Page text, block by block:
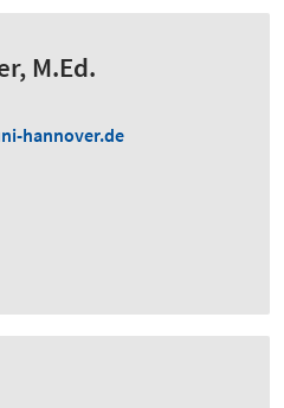
M.Ed.
hannover.de